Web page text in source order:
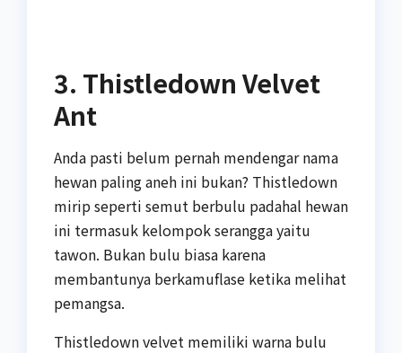
3. Thistledown Velvet
Ant
Anda pasti belum pernah mendengar nama
hewan paling aneh ini bukan? Thistledown
mirip seperti semut berbulu padahal hewan
ini termasuk kelompok serangga yaitu
tawon. Bukan bulu biasa karena
membantunya berkamuflase ketika melihat
pemangsa.
Thistledown velvet memiliki warna bulu